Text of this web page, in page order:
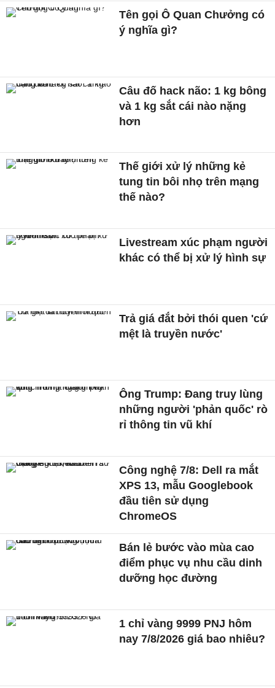
Tên gọi Ô Quan Chưởng có
ý nghĩa gì?
Câu đố hack não: 1 kg bông
và 1 kg sắt cái nào nặng
hơn
Thế giới xử lý những kẻ
tung tin bôi nhọ trên mạng
thế nào?
Livestream xúc phạm người
khác có thể bị xử lý hình sự
Trả giá đắt bởi thói quen 'cứ
mệt là truyền nước'
Ông Trump: Đang truy lùng
những người 'phản quốc' rò
rỉ thông tin vũ khí
Công nghệ 7/8: Dell ra mắt
XPS 13, mẫu Googlebook
đầu tiên sử dụng
ChromeOS
Bán lẻ bước vào mùa cao
điểm phục vụ nhu cầu dinh
dưỡng học đường
1 chỉ vàng 9999 PNJ hôm
nay 7/8/2026 giá bao nhiêu?